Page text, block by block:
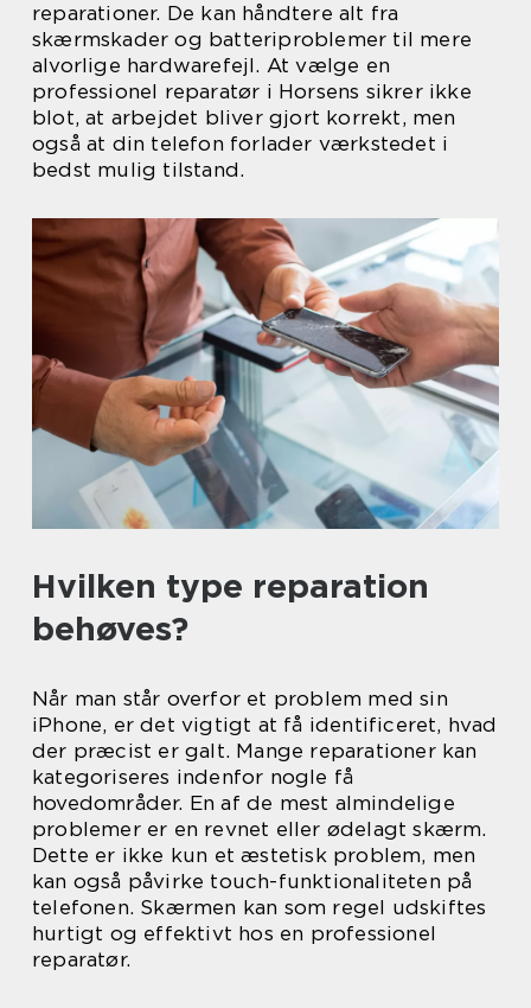
reparationer. De kan håndtere alt fra
skærmskader og batteriproblemer til mere
alvorlige hardwarefejl. At vælge en
professionel reparatør i Horsens sikrer ikke
blot, at arbejdet bliver gjort korrekt, men
også at din telefon forlader værkstedet i
bedst mulig tilstand.
Hvilken type reparation
behøves?
Når man står overfor et problem med sin
iPhone, er det vigtigt at få identificeret, hvad
der præcist er galt. Mange reparationer kan
kategoriseres indenfor nogle få
hovedområder. En af de mest almindelige
problemer er en revnet eller ødelagt skærm.
Dette er ikke kun et æstetisk problem, men
kan også påvirke touch-funktionaliteten på
telefonen. Skærmen kan som regel udskiftes
hurtigt og effektivt hos en professionel
reparatør.